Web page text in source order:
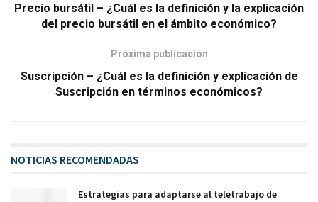
Precio bursátil – ¿Cuál es la definición y la explicación
del precio bursátil en el ámbito económico?
Próxima publicación
Suscripción – ¿Cuál es la definición y explicación de
Suscripción en términos económicos?
NOTICIAS RECOMENDADAS
Estrategias para adaptarse al teletrabajo de